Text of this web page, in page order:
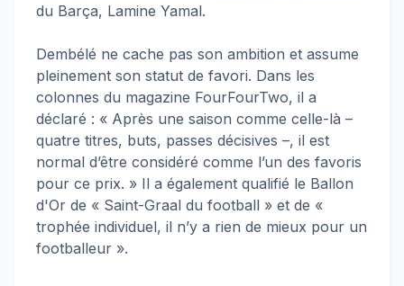
du Barça, Lamine Yamal.
Dembélé ne cache pas son ambition et assume
pleinement son statut de favori. Dans les
colonnes du magazine FourFourTwo, il a
déclaré : « Après une saison comme celle-là –
quatre titres, buts, passes décisives –, il est
normal d’être considéré comme l’un des favoris
pour ce prix. » Il a également qualifié le Ballon
d'Or de « Saint-Graal du football » et de «
trophée individuel, il n’y a rien de mieux pour un
footballeur ».